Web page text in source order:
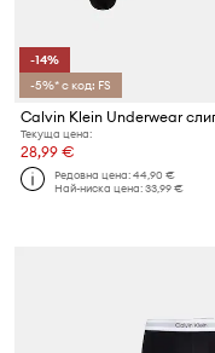
-14%
-5%* с код: FS
Текуща цена:
28,99 €
Редовна цена:44,90 €
Най-ниска цена:33,99 €